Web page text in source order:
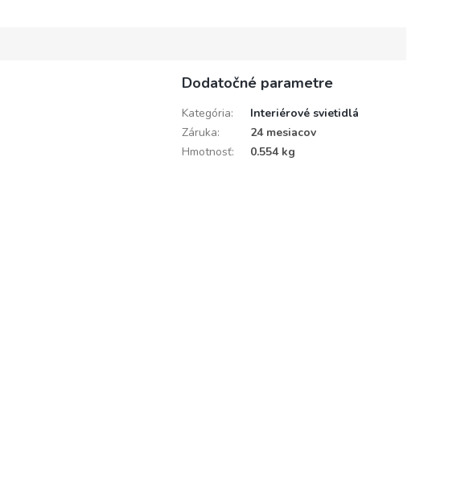
Dodatočné parametre
Kategória:
Interiérové svietidlá
Záruka:
24 mesiacov
Hmotnosť: 0.554 kg